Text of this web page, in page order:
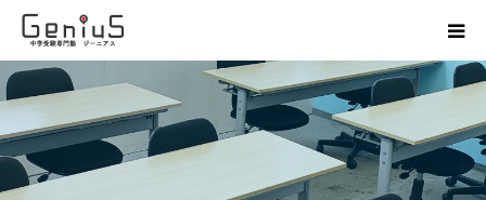
授業
志望校別特訓